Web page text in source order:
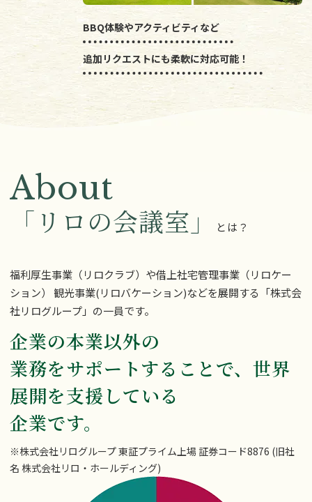
BBQ体験やアクティビティなど
追加リクエストにも柔軟に対応可能！
About
「リロの会議室」 とは？
福利厚生事業（リロクラブ）や借上社宅管理事業（リロケー
ション）
観光事業(リロバケーション)などを展開する「株式会
社リログループ」の一員です。
企業の本業以外の
業務をサポートすることで、世界
展開を支援している
企業です。
※株式会社リログループ 東証プライム上場 証券コード8876 (旧社
名 株式会社リロ・ホールディング)